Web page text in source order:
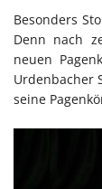
Besonders
Denn nach
neuen
Urdenbacher
seine